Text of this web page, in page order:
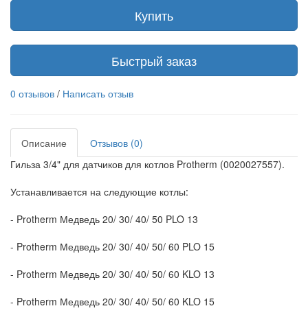
Купить
Быстрый заказ
0 отзывов / Написать отзыв
Описание
Отзывов (0)
Гильза 3/4" для датчиков для котлов Protherm (0020027557).
Устанавливается на следующие котлы:
- Protherm Медведь 20/ 30/ 40/ 50 PLO 13
- Protherm Медведь 20/ 30/ 40/ 50/ 60 PLO 15
- Protherm Медведь 20/ 30/ 40/ 50/ 60 KLO 13
- Protherm Медведь 20/ 30/ 40/ 50/ 60 KLO 15